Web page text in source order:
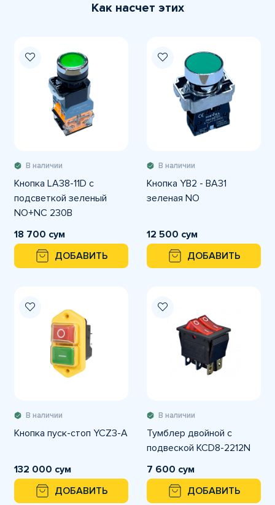
Как насчет этих
В наличии
Кнопка LA38-11D с
подсветкой зеленый
NO+NC 230В
18 700 сум
ДОБАВИТЬ
В наличии
Кнопка YB2 - BA31
зеленая NO
12 500 сум
ДОБАВИТЬ
В наличии
Кнопка пуск-стоп YCZ3-A
132 000 сум
ДОБАВИТЬ
В наличии
Тумблер двойной с
подвеской KCD8-2212N
7 600 сум
ДОБАВИТЬ